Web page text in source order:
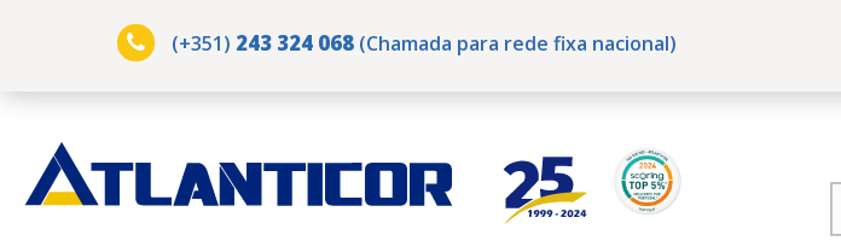
(+351) 243 324 068 (Chamada para rede fixa nacional)